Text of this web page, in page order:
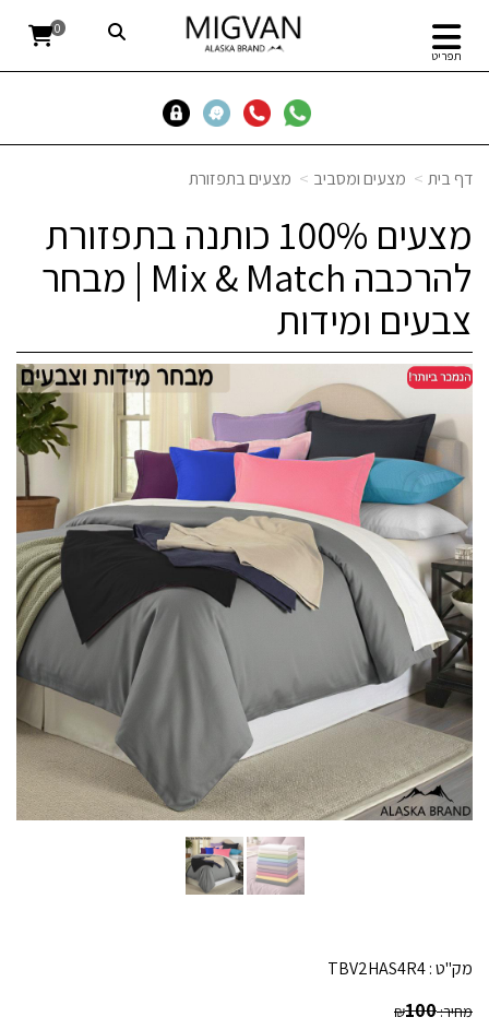
תפריט
0
דף בית מצעים ומסביב מצעים בתפזורת
מצעים 100% כותנה בתפזורת
להרכבה Mix & Match | מבחר
צבעים ומידות
מק"ט :TBV2HAS4R4
מחיר: ₪100